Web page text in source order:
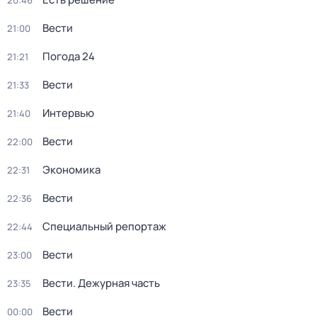
21:00 Вести
21:21 Погода 24
21:33 Вести
21:40 Интервью
22:00 Вести
22:31 Экономика
22:36 Вести
22:44 Специальный репортаж
23:00 Вести
23:35 Вести. Дежурная часть
00:00 Вести